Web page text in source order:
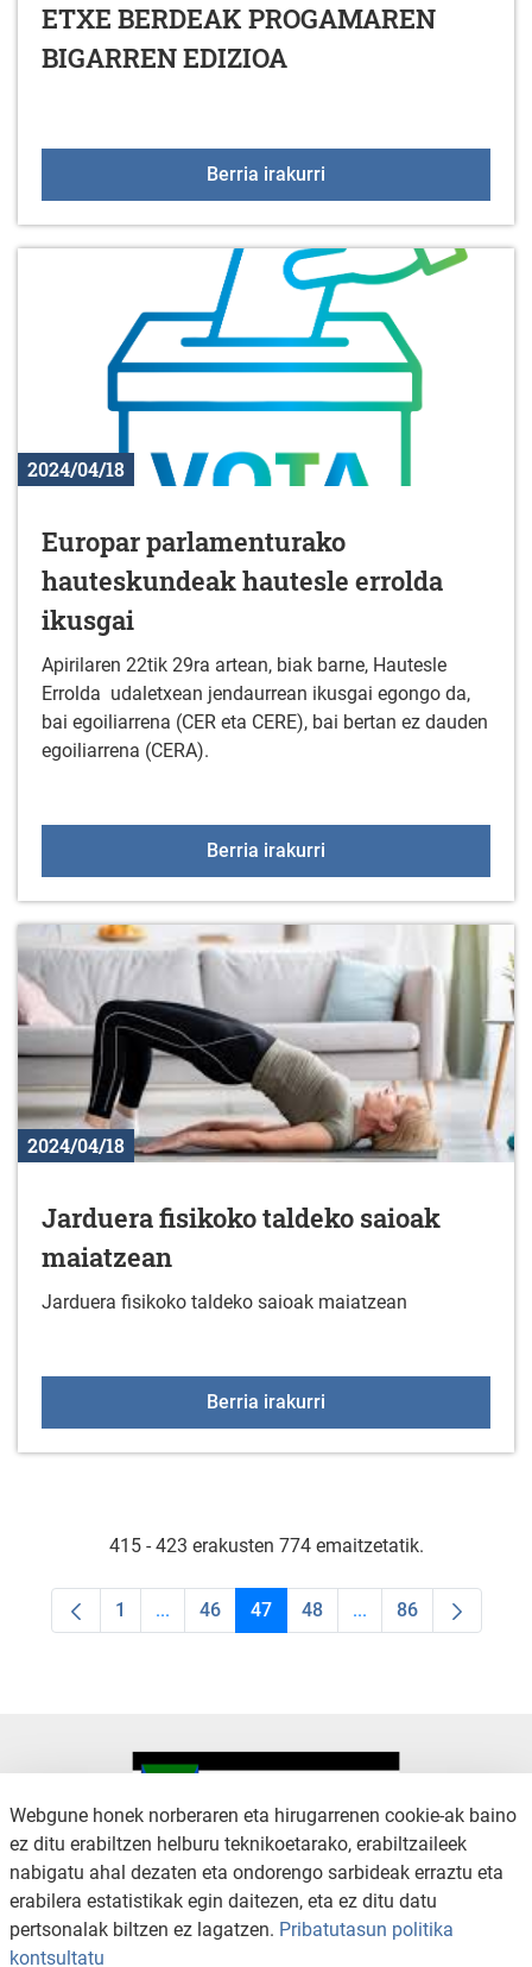
ETXE BERDEAK PROGAMAREN
BIGARREN EDIZIOA
Berria irakurri
2024/04/18
Europar parlamenturako
hauteskundeak hautesle errolda
ikusgai
Apirilaren 22tik 29ra artean, biak barne, Hautesle
Errolda udaletxean jendaurrean ikusgai egongo da,
bai egoiliarrena (CER eta CERE), bai bertan ez dauden
egoiliarrena (CERA).
Berria irakurri
2024/04/18
Jarduera fisikoko taldeko saioak
maiatzean
Jarduera fisikoko taldeko saioak maiatzean
Berria irakurri
415 - 423 erakusten 774 emaitzetatik.
Orrialdea
1 ...Intermediate Pages Use TAB to navigate.
Orrialdea
46 Orrialdea
47 Orrialdea
48 ...Intermediate Pages
Orrialdea
86
KONTAKTUA
LEGE OHARRA
SALAKETA KANALA
PRIBATUTASUN POLITIKA
Webgune honek norberaren eta hirugarrenen cookie-ak baino
ez ditu erabiltzen helburu teknikoetarako, erabiltzaileek
nabigatu ahal dezaten eta ondorengo sarbideak erraztu eta
erabilera estatistikak egin daitezen, eta ez ditu datu
pertsonalak biltzen ez lagatzen. Pribatutasun politika
kontsultatu